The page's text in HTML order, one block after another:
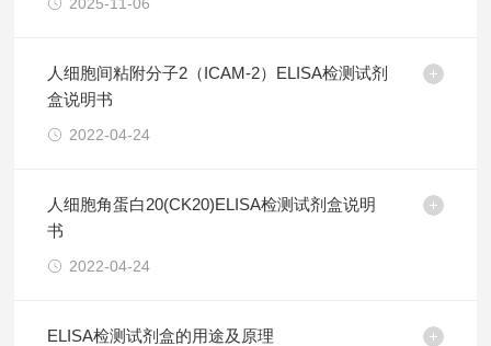
人细胞间粘附分子2（ICAM-2）ELISA检测试剂
盒说明书
2022-04-24
人细胞角蛋白20(CK20)ELISA检测试剂盒说明
书
2022-04-24
ELISA检测试剂盒的用途及原理